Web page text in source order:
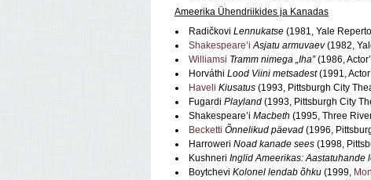
Ameerika Ühendriikides ja Kanadas
Radičkovi Lennukatse (1981, Yale
Shakespeare’i Asjatu armuvaev(1982,
Williamsi Tramm nimega „Iha”(1986,
Horváthi Lood Viini metsadest(1991,
Haveli Kiusatus (1993, Pittsburgh City
Fugardi Playland (1993, Pittsburgh City
Shakespeare’i Macbeth (1995, Three
Becketti Õnnelikud päevad (1996,
Harroweri Noad kanade sees (1998,
Kushneri Inglid Ameerikas: Aastatuhande
Boytchevi Kolonel lendab õhku (1999,